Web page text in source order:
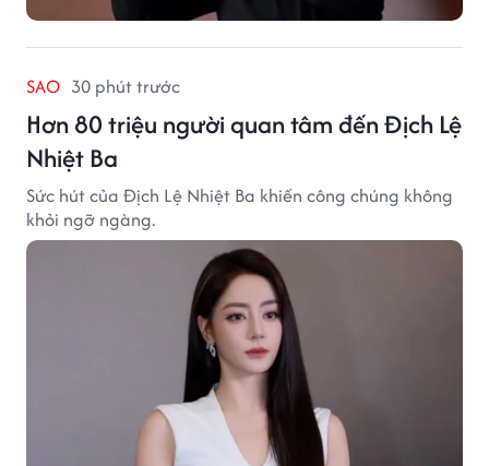
SAO 30 phút trước
Hơn 80 triệu người quan tâm đến Địch Lệ
Nhiệt Ba
Sức hút của Địch Lệ Nhiệt Ba khiến công chúng không
khỏi ngỡ ngàng.